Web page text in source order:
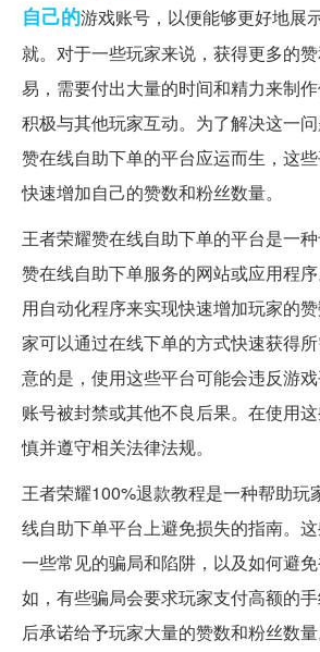
自己的游戏账号，以便能够更好地展
就。对于一些玩家来说，获得更多的
易，需要付出大量的时间和精力来制
积极与其他玩家互动。为了解决这一
赞在线自助下单的平台应运而生，这
快速增加自己的赞数和粉丝数量。
王者荣耀赞在线自助下单的平台是一
赞在线自助下单服务的网站或应用程
用自动化程序来实现快速增加玩家的
家可以通过在线下单的方式快速获得
意的是，使用这些平台可能会违反游
账号被封禁或其他不良后果。在使用
慎并遵守相关法律法规。
王者荣耀100%退款教程是一种帮助玩
线自助下单平台上避免损失的指南。
一些常见的骗局和陷阱，以及如何避
如，有些骗局会要求玩家支付高额的
后承诺给予玩家大量的赞数和粉丝数